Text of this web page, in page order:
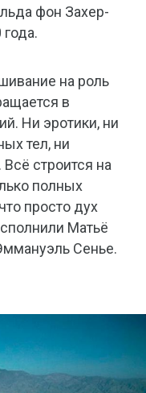
фон Захер-
на роль
в
Ни эротики, ни
тел, ни
строится на
полных
просто дух
Матьё
Сенье.